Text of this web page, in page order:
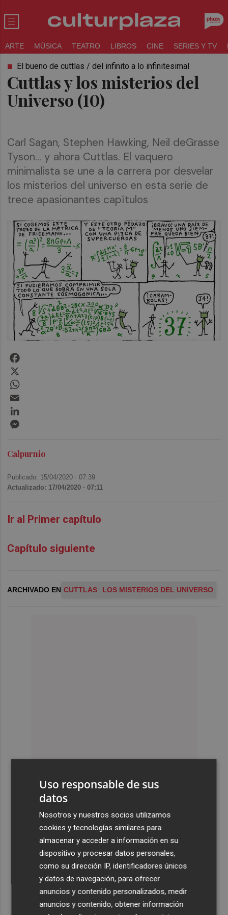
ARTE MÚSICA TEATRO LIBROS CINE SERIES Y TV
Cuttlas y los misterios del
Universo (10)
El bueno de cuttlas / del infinito a lo infinitesimal
Carl Sagan, Stephen Hawking, Neil deGrasse
Tyson... y ahora Cuttlas. El vaquero
minimalista se une a la carrera por desvelar
los misterios del universo en esta serie de
trece apasionantes capítulos
Calpurnio
Publicado: 15/04/2020 ·07:39
Actualizado: 17/04/2020 · 07:11
Ir al Primer capítulo
Capítulo siguiente
ARCHIVADO EN CUTTLAS LOS MISTERIOS DEL UNIVERSO
Uso responsable de sus
datos
Nosotros y nuestros socios utilizamos
cookies y tecnologías similares para
almacenar y acceder a información en su
dispositivo y procesar datos personales,
como su dirección IP, identificadores únicos
y datos de navegación, para ofrecer
anuncios y contenido personalizados, medir
anuncios y contenido, obtener información